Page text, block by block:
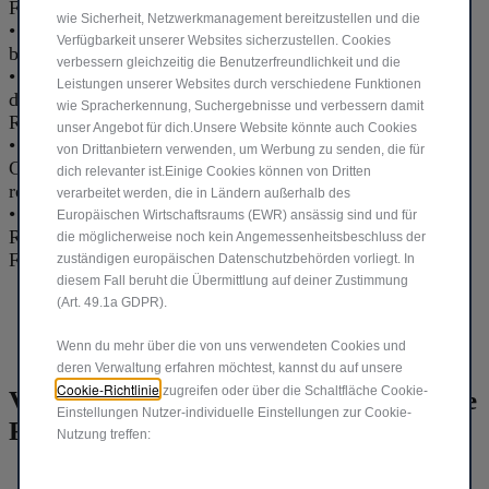
Fahrbedürfnissen entspricht.
•
Fahren Sie bewusst
: Hohe Geschwindigkeiten können
besonders auf der Autobahn die Reichweite verringern.
•
Berücksichtigen Sie äußere Bedingungen: Kälte und
die Nutzung von Heizung oder Klimaanlage können Ihre
Reichweite beeinflussen.
•
Vermeiden Sie zusätzliches Gewicht: Mehr Passagiere,
Gepäck oder Dachträger können die Reichweite
reduzieren.
•
Planen Sie Ihre Fahrt: Nutzen Sie Reiseplaner und
Reichweitenanzeigen, um eine effiziente und angenehme
Fahrt zu gewährleisten.
Vereinbaren Sie eine Probefahrt, um die
Reichweite selbst zu erleben.
wie Sicherheit, Netzwerkmanagement bereitzustellen und die
Verfügbarkeit unserer Websites sicherzustellen. Cookies
verbessern gleichzeitig die Benutzerfreundlichkeit und die
Leistungen unserer Websites durch verschiedene Funktionen
wie Spracherkennung, Suchergebnisse und verbessern damit
unser Angebot für dich.Unsere Website könnte auch Cookies
von Drittanbietern verwenden, um Werbung zu senden, die für
dich relevanter ist.Einige Cookies können von Dritten
verarbeitet werden, die in Ländern außerhalb des
Europäischen Wirtschaftsraums (EWR) ansässig sind und für
die möglicherweise noch kein Angemessenheitsbeschluss der
zuständigen europäischen Datenschutzbehörden vorliegt. In
diesem Fall beruht die Übermittlung auf deiner Zustimmung
(Art. 49.1a GDPR).
Wenn du mehr über die von uns verwendeten Cookies und
deren Verwaltung erfahren möchtest, kannst du auf unsere
Cookie-Richtlinie zugreifen oder über die Schaltfläche Cookie-
Einstellungen Nutzer-individuelle Einstellungen zur Cookie-
Nutzung treffen: